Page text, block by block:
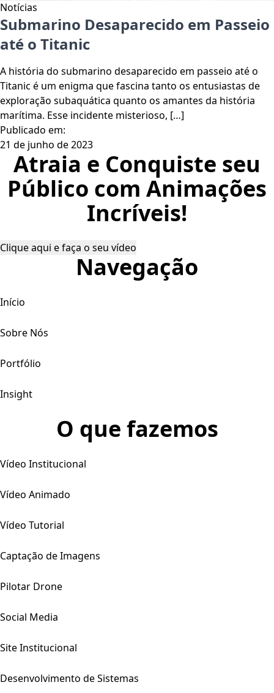
Notícias
Submarino Desaparecido em Passeio
até o Titanic
A história do submarino desaparecido em passeio até o
Titanic é um enigma que fascina tanto os entusiastas de
exploração subaquática quanto os amantes da história
marítima. Esse incidente misterioso, […]
Publicado em:
21 de junho de 2023
Atraia e Conquiste seu
Público com Animações
Incríveis!
Clique aqui e faça o seu vídeo
Navegação
Início
Sobre Nós
Portfólio
Insight
O que fazemos
Vídeo Institucional
Vídeo Animado
Vídeo Tutorial
Captação de Imagens
Pilotar Drone
Social Media
Site Institucional
Desenvolvimento de Sistemas